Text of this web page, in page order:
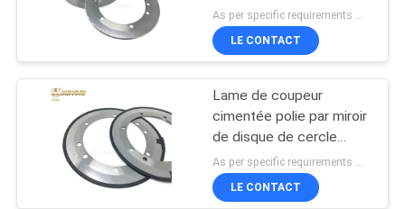
astuces de carbure
de tungstène
outils de coupe de
carbure de tungstène
As per specific requirements MOQ:2pcs
LE CONTACT
Lame de coupeur
cimentée polie par miroir
de disque de cercle
d'outils au carbure de
tungstène pour couper le
papier
As per specific requirements MOQ:2pcs
LE CONTACT